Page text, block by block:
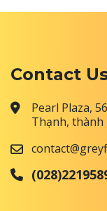
Contact
Pearl Plaza,
Thạnh, thành